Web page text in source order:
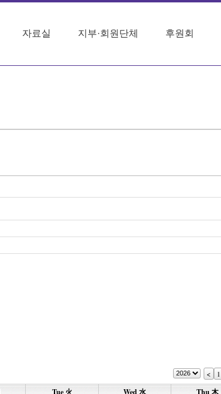
자료실 지부·회원단체 후원회
< 1
Tue 火 Wed 水 Thu 木